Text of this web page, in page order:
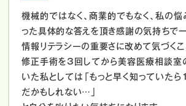
機械的ではなく、商業的でもなく、私の
った具体的な答えを頂き感謝の気持ちで一
情報リテラシーの重要さに改めて気づくこ
修正手術を3回してから美容医療相談室
いた私としては「もっと早く知っていた
だかもしれない…」